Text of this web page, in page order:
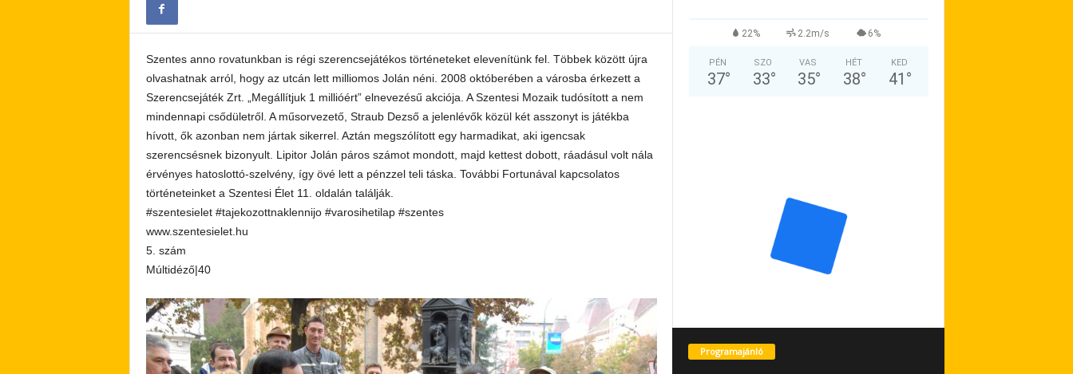
Szentes anno rovatunkban is régi szerencsejátékos történeteket elevenítünk fel. Többek között újra
olvashatnak arról, hogy az utcán lett milliomos Jolán néni. 2008 októberében a városba érkezett a
Szerencsejáték Zrt. „Megállítjuk 1 millióért” elnevezésű akciója. A Szentesi Mozaik tudósított a nem
mindennapi csődületről. A műsorvezető, Straub Dezső a jelenlévők közül két asszonyt is játékba
hívott, ők azonban nem jártak sikerrel. Aztán megszólított egy harmadikat, aki igencsak
szerencsésnek bizonyult. Lipitor Jolán páros számot mondott, majd kettest dobott, ráadásul volt nála
érvényes hatoslottó-szelvény, így övé lett a pénzzel teli táska. További Fortunával kapcsolatos
történeteinket a Szentesi Élet 11. oldalán találják.
#szentesielet #tajekozottnaklennijo #varosihetilap #szentes
www.szentesielet.hu
5. szám
Múltidéző|40
22% 2.2m/s 6%
PÉN
37°
SZO
33°
VAS
35°
HÉT
38°
KED
41 °
Programajánló